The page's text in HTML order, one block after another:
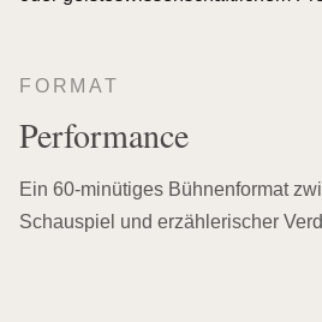
FORMAT
Performance
Ein 60-minütiges Bühnenformat
Schauspiel und erzählerischer